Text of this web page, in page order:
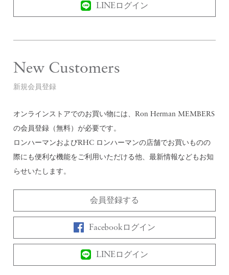
LINEログイン
New Customers
新規会員登録
オンラインストアでのお買い物には、Ron Herman MEMBERS
の会員登録（無料）が必要です。
ロンハーマンおよびRHC ロンハーマンの店舗でお買いものの
際にも便利な機能をご利用いただける他、最新情報などもお知
らせいたします。
会員登録する
Facebookログイン
LINEログイン